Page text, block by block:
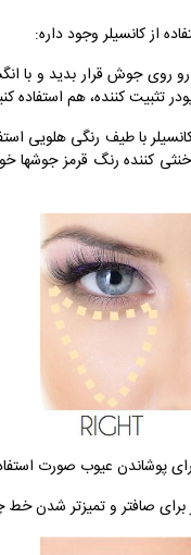
از کانسیلر وجود داره:
رو روی جوش قرار بدید و
تثبیت کننده، هم استفاده
با طیف رنگی هلویی
کننده رنگ قرمز جوشها
پوشاندن عیوب صورت
برای صافتر و تمیزتر شدن